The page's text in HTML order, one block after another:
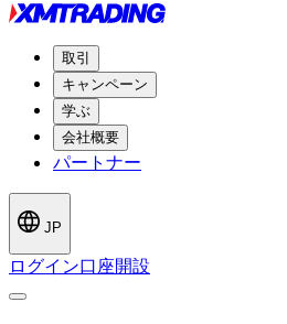
取引
キャンペーン
学ぶ
会社概要
パートナー
JP
ログイン口座開設